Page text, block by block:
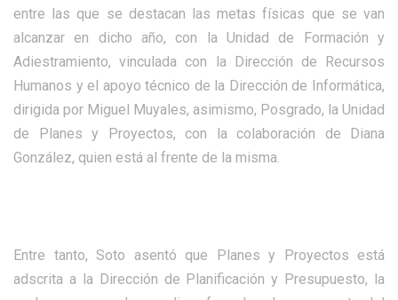
entre las que se destacan las metas físicas que se van
alcanzar en dicho año, con la Unidad de Formación y
Adiestramiento, vinculada con la Dirección de Recursos
Humanos y el apoyo técnico de la Dirección de Informática,
dirigida por Miguel Muyales, asimismo, Posgrado, la Unidad
de Planes y Proyectos, con la colaboración de Diana
González, quien está al frente de la misma.
Entre tanto, Soto asentó que Planes y Proyectos está
adscrita a la Dirección de Planificación y Presupuesto, la